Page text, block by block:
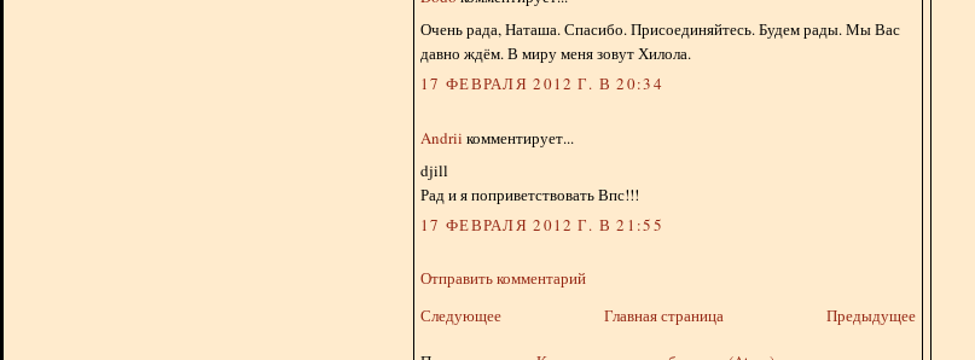
Очень рада, Наташа. Спасибо. Присоединяйтесь. Будем рады. Мы Вас
давно ждём. В миру меня зовут Хилола.
17 ФЕВРАЛЯ 2012 Г. В 20:34
Andrii комментирует...
djill
Рад и я поприветствовать Впс!!!
17 ФЕВРАЛЯ 2012 Г. В 21:55
Отправить комментарий
Следующее
Предыдущее
Главная страница